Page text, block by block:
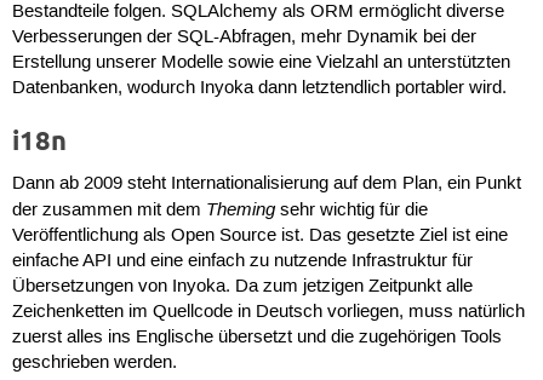
Bestandteile folgen. SQLAlchemy als ORM ermöglicht diverse
Verbesserungen der SQL-Abfragen, mehr Dynamik bei der
Erstellung unserer Modelle sowie eine Vielzahl an unterstützten
Datenbanken, wodurch Inyoka dann letztendlich portabler wird.
i18n
Dann ab 2009 steht Internationalisierung auf dem Plan, ein Punkt
der zusammen mit dem Themingsehr wichtig für die
Veröffentlichung als Open Source ist. Das gesetzte Ziel ist eine
einfache API und eine einfach zu nutzende Infrastruktur für
Übersetzungen von Inyoka. Da zum jetzigen Zeitpunkt alle
Zeichenketten im Quellcode in Deutsch vorliegen, muss natürlich
zuerst alles ins Englische übersetzt und die zugehörigen Tools
geschrieben werden.